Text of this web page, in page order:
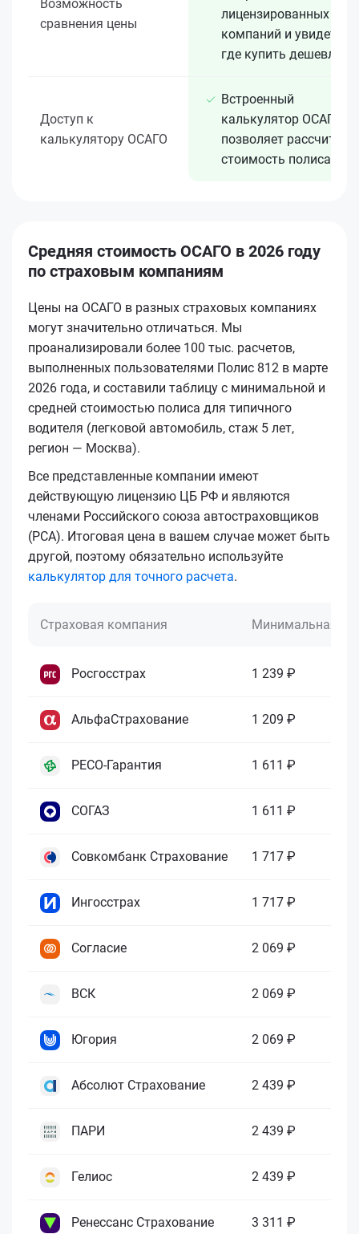
Возможность
сравнения цены
лицензированных 15+
компаний и увидеть,
где купить дешевле
Доступ к
калькулятору ОСАГО
Встроенный
калькулятор ОСАГО
позволяет рассчитать
стоимость полиса
Средняя стоимость ОСАГО в 2026 году
по страховым компаниям
Цены на ОСАГО в разных страховых компаниях
могут значительно отличаться. Мы
проанализировали более 100 тыс. расчетов,
выполненных пользователями Полис 812 в марте
2026 года, и составили таблицу с минимальной и
средней стоимостью полиса для типичного
водителя (легковой автомобиль, стаж 5 лет,
регион — Москва).
Все представленные компании имеют
действующую лицензию ЦБ РФ и являются
членами Российского союза автостраховщиков
(РСА). Итоговая цена в вашем случае может быть
другой, поэтому обязательно используйте
калькулятор для точного расчета.
Страховая компания Минимальная
Росгосстрах 1 239 ₽
АльфаСтрахование 1 209 ₽
РЕСО-Гарантия 1 611 ₽
СОГАЗ 1 611 ₽
Совкомбанк Страхование 1 717 ₽
Ингосстрах 1 717 ₽
Согласие 2 069 ₽
ВСК 2 069 ₽
Югория 2 069 ₽
Абсолют Страхование 2 439 ₽
ПАРИ 2 439 ₽
Гелиос 2 439 ₽
Ренессанс Страхование 3 311 ₽